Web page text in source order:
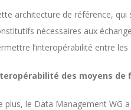
architecture de référence, qui
nécessaires aux
l’interopérabilité entre
des moyens de
plus, le Data Management WG